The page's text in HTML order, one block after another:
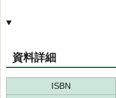
資料詳細
ISBN